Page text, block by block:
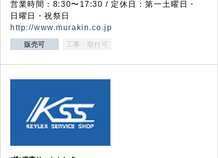
営業時間：8:30〜17:30 / 定休日：第一土曜日・
日曜日・祝祭日
http://www.murakin.co.jp
販売可 工事・取付可